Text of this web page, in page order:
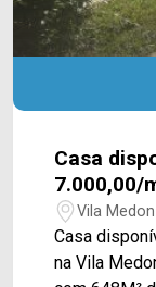
Casa
7.000,00/
Vila
Casa
na Vila Medon em